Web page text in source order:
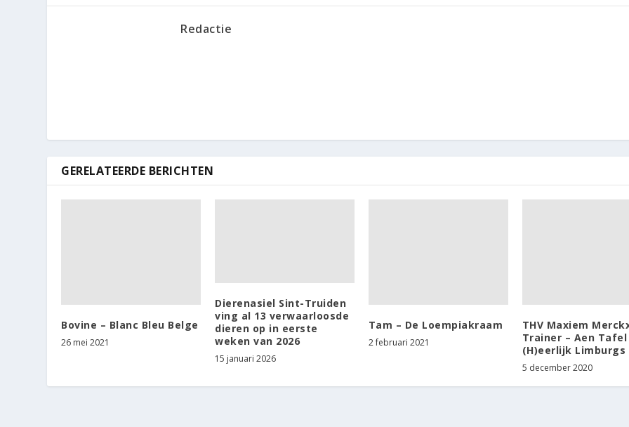
Redactie
GERELATEERDE BERICHTEN
Bovine – Blanc Bleu Belge
26 mei 2021
Dierenasiel Sint-Truiden
ving al 13 verwaarloosde
dieren op in eerste
weken van 2026
15 januari 2026
Tam – De Loempiakraam
2 februari 2021
THV Maxiem
Trainer – Aen Tafel
(H)eerlijk Limburgs
5 december 2020